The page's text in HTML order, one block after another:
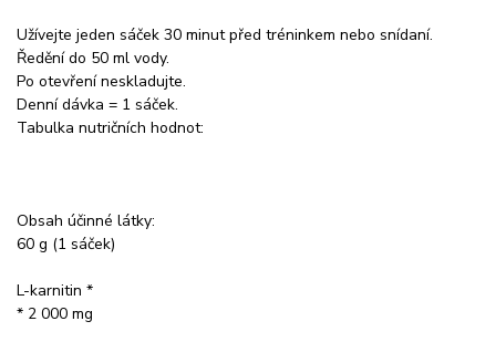
Užívejte jeden sáček 30 minut před tréninkem nebo snídaní.
Ředění do 50 ml vody.
Po otevření neskladujte.
Denní dávka = 1 sáček.
Tabulka nutričních hodnot:
Obsah účinné látky:
60 g (1 sáček)
L-karnitin *
* 2 000 mg